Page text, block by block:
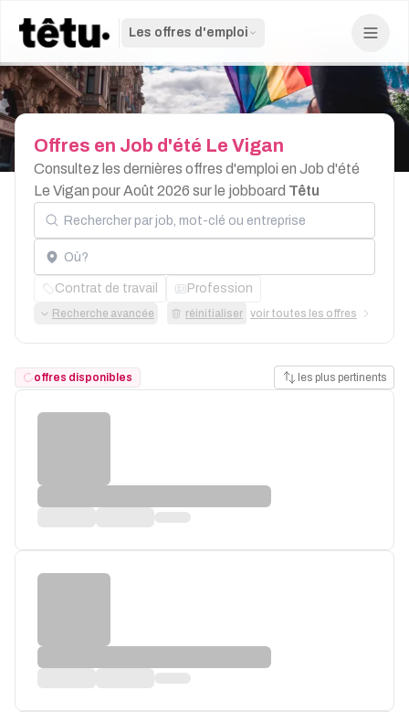
Les offres d'emploi
Offres en Job d'été Le Vigan
Consultez les dernières offres d'emploi en Job d'été
Le Vigan pour Août 2026 sur le jobboard Têtu
Rechercher par job, mot-clé ou entreprise
Localisation
Contrat de travail Profession
Recherche avancée réinitialiser voir toutes les offres
offres disponibles les plus pertinents